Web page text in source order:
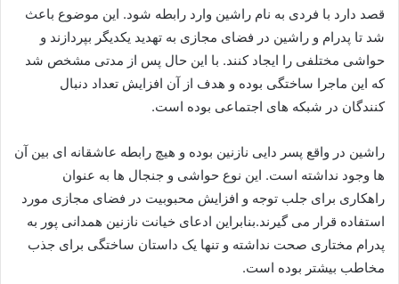
قصد دارد با فردی به نام راشین وارد رابطه شود. این موضوع باعث
شد تا پدرام و راشین در فضای مجازی به تهدید یکدیگر بپردازند و
حواشی مختلفی را ایجاد کنند. با این حال پس از مدتی مشخص شد
که این ماجرا ساختگی بوده و هدف از آن افزایش تعداد دنبال‌
کنندگان در شبکه‌ های اجتماعی بوده است.
راشین در واقع پسر دایی نازنین بوده و هیچ رابطه عاشقانه‌ ای بین آن‌
ها وجود نداشته است. این نوع حواشی و جنجال‌ ها به‌ عنوان
راهکاری برای جلب توجه و افزایش محبوبیت در فضای مجازی مورد
استفاده قرار می‌ گیرند.بنابراین ادعای خیانت نازنین همدانی پور به
پدرام مختاری صحت نداشته و تنها یک داستان ساختگی برای جذب
مخاطب بیشتر بوده است.